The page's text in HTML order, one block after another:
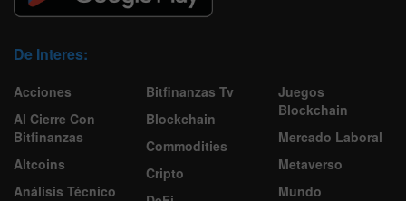
De Interes:
Acciones
Al Cierre Con
Bitfinanzas
Altcoins
Análisis Técnico
Bitfinanzas Tv
Blockchain
Commodities
Cripto
Juegos
Blockchain
Mercado Laboral
Metaverso
Mundo